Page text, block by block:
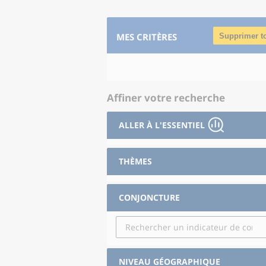
MES CRITÈRES Supprimer
Affiner votre recherche
ALLER À L'ESSENTIEL
THÈMES
CONJONCTURE
NIVEAU GÉOGRAPHIQUE